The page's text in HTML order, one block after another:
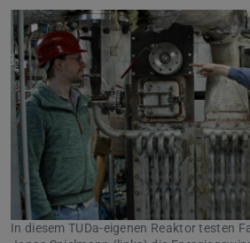
In diesem TUDa-eigenen Reaktor testen